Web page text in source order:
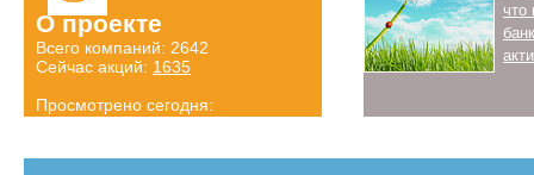
О проекте
Всего компаний: 2642
Сейчас акций: 1635
Просмотрено сегодня:
что